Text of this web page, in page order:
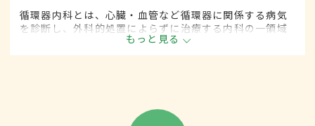
循環器内科とは、心臓・血管など循環器に関係する病気
を診断し、外科的処置によらずに治療する内科の一領域
です。平成20年4月の制度改正前は、循環器科と呼ばれ
ていました。
もっと見る